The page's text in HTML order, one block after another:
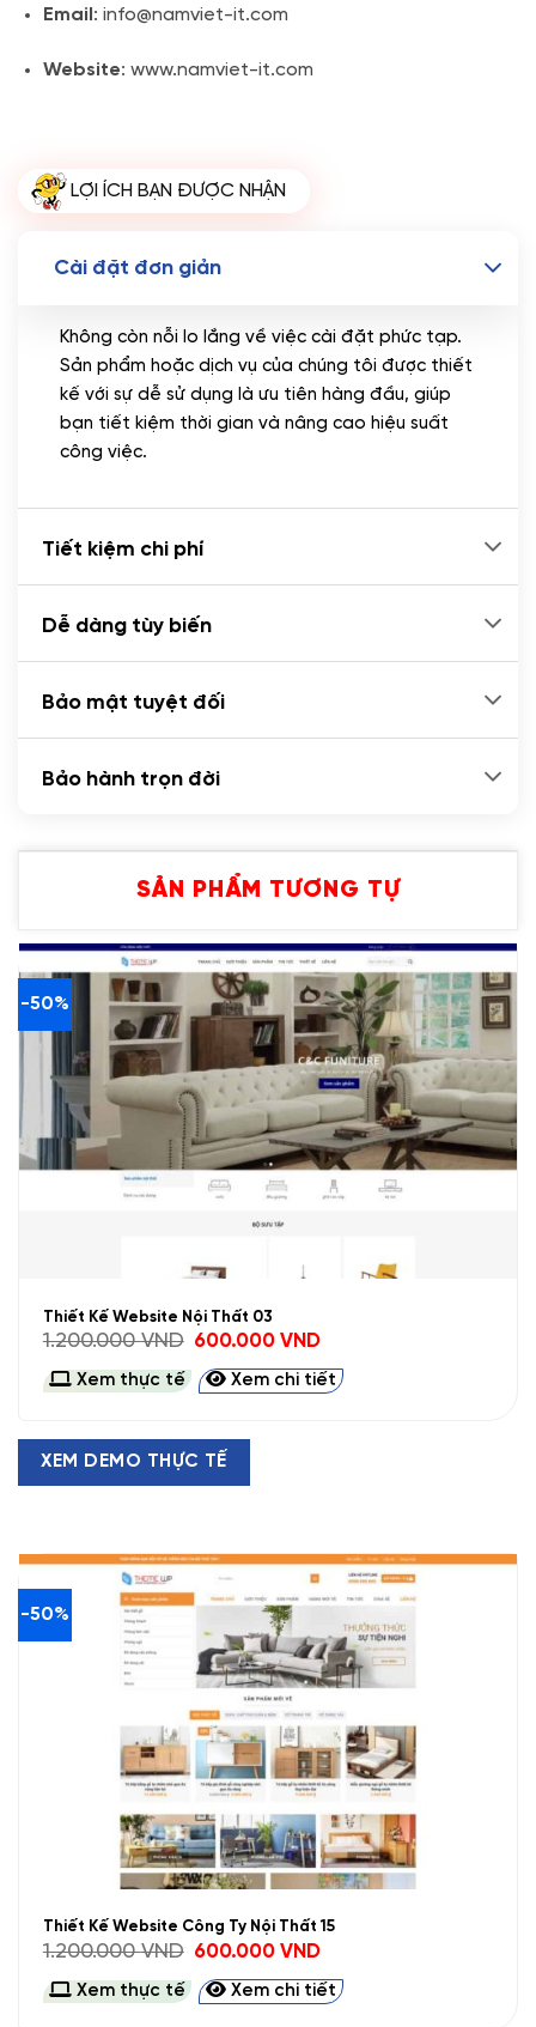
Email : info@namviet-it.com
Website: www.namviet-it.com
LỢI ÍCH BẠN ĐƯỢC NHẬN
Cài đặt đơn giản
Không còn nỗi lo lắng về việc cài đặt phức tạp.
Sản phẩm hoặc dịch vụ của chúng tôi được thiết
kế với sự dễ sử dụng là ưu tiên hàng đầu, giúp
bạn tiết kiệm thời gian và nâng cao hiệu suất
công việc.
Tiết kiệm chi phí
Dễ dàng tùy biến
Bảo mật tuyệt đối
Bảo hành trọn đời
SẢN PHẨM TƯƠNG TỰ
-50%
Thiết Kế Website Nội Thất 03
1.200.000VND
Giá
là:
1.200.000 VND.
600.000VNDGiá
tại
là:
Xem thực tế Xem chi tiết
XEM DEMO THỰC TẾ
-50%
Thiết Kế Website Công Ty Nội Thất 15
1.200.000VND
Giá
gốc
là:
1.200.000 VND.
600.000VNDGiá
tại
là:
600.000 VND.
Xem thực tế Xem chi tiết